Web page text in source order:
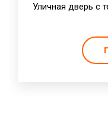
Уличная дверь с